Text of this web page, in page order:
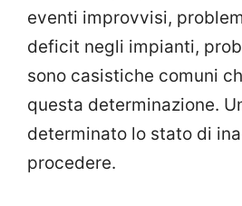
eventi improvvisi,
deficit negli impianti,
sono casistiche comuni
questa determinazione.
determinato lo stato di
procedere.